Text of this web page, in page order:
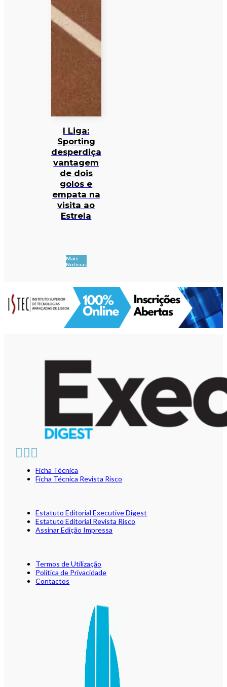
I Liga:
Sporting
desperdiça
vantagem
de dois
golos e
empata na
visita ao
Estrela
Mais
Notícias
Ficha Técnica
Ficha Técnica Revista Risco
Estatuto Editorial Executive Digest
Estatuto Editorial Revista Risco
Assinar Edição Impressa
Termos de Utilização
Política de Privacidade
Contactos